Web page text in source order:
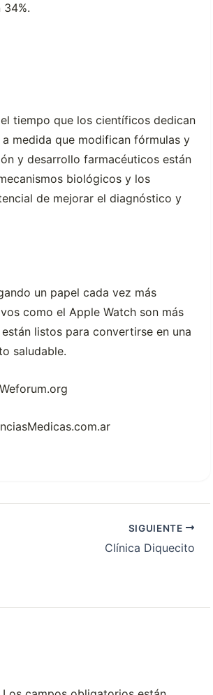
tiempo que los científicos dedican
medida que modifican fórmulas y
y desarrollo farmacéuticos están
biológicos y los
de mejorar el diagnóstico y
un papel cada vez más
como el Apple Watch son más
listos para convertirse en una
saludable.
SIGUIENTE
Clínica Diquecito